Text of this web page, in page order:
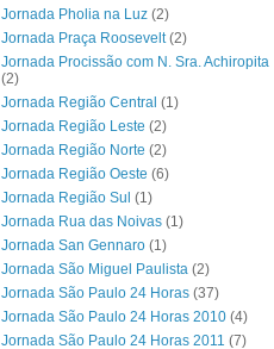
Jornada Pholia na Luz (2)
Jornada Praça Roosevelt (2)
Jornada Procissão com N. Sra. Achiropita
(2)
Jornada Região Central (1)
Jornada Região Leste (2)
Jornada Região Norte (2)
Jornada Região Oeste (6)
Jornada Região Sul (1)
Jornada Rua das Noivas (1)
Jornada San Gennaro (1)
Jornada São Miguel Paulista (2)
Jornada São Paulo 24 Horas (37)
Jornada São Paulo 24 Horas 2010 (4)
Jornada São Paulo 24 Horas 2011 (7)